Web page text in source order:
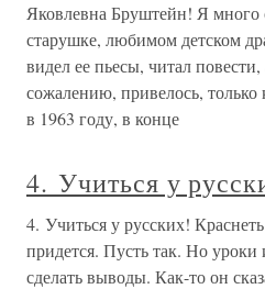
Яковлевна Бруштейн! Я много
старушке, любимом детском
видел ее пьесы, читал
сожалению, привелось,
в 1963 году, в конце
4. Учиться у
4. Учиться у русских!
придется. Пусть так. Но уроки
сделать выводы. Как-то он